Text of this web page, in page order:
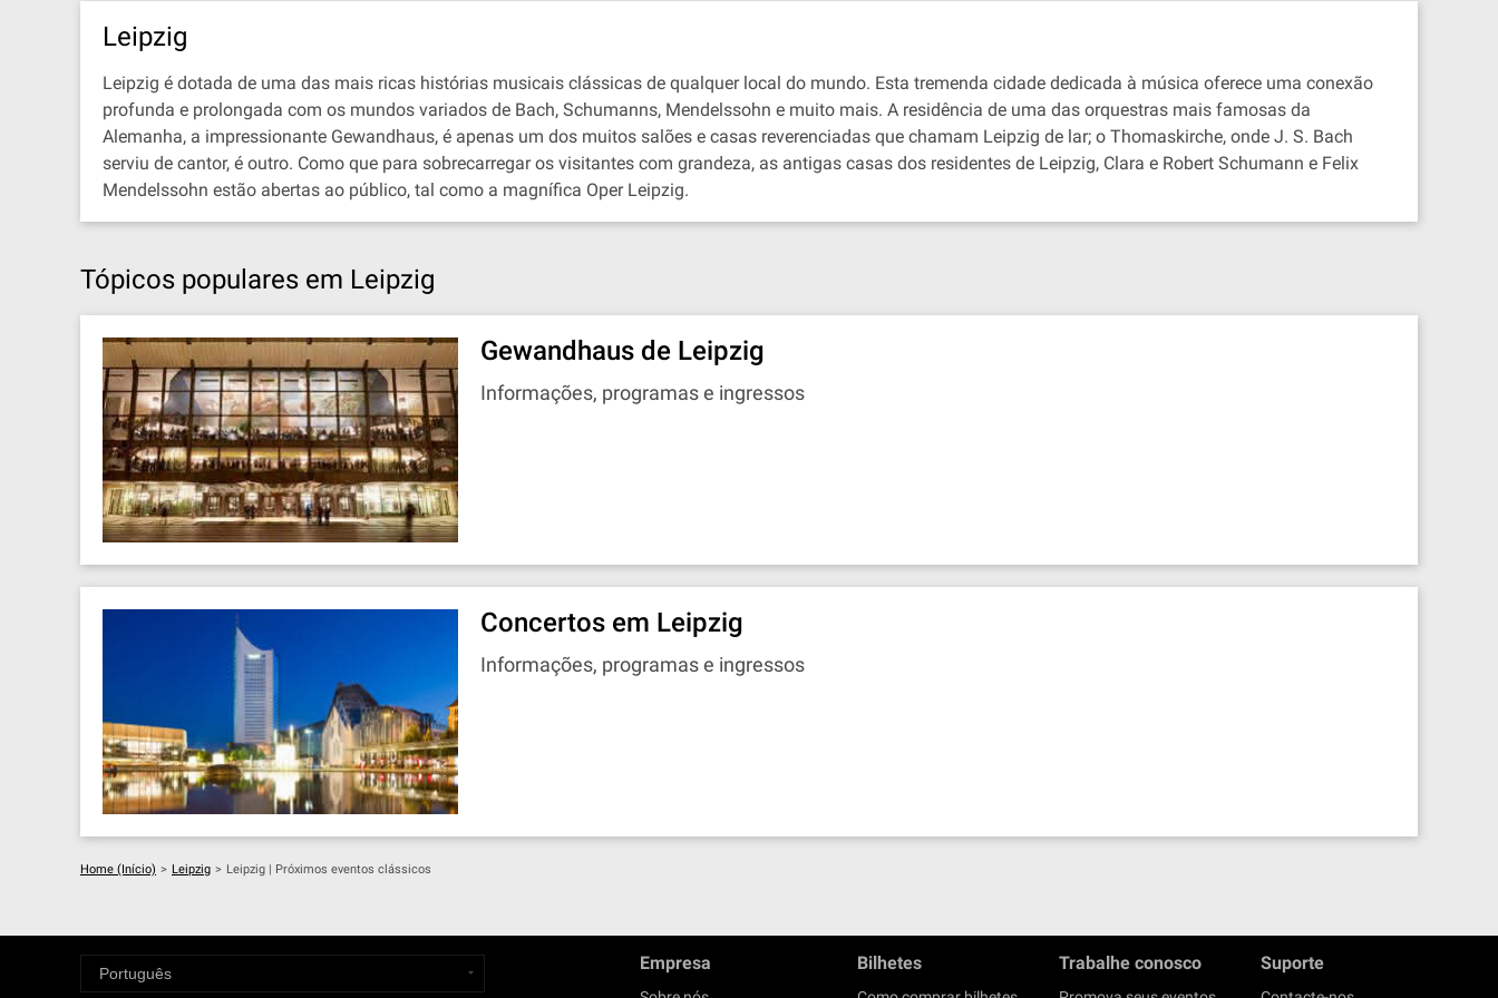
Leipzig
Leipzig é dotada de uma das mais ricas histórias musicais clássicas de qualquer local do mundo. Esta tremenda cidade dedicada à música oferece uma conexão
profunda e prolongada com os mundos variados de Bach, Schumanns, Mendelssohn e muito mais. A residência de uma das orquestras mais famosas da
Alemanha, a impressionante Gewandhaus, é apenas um dos muitos salões e casas reverenciadas que chamam Leipzig de lar; o Thomaskirche, onde J. S. Bach
serviu de cantor, é outro. Como que para sobrecarregar os visitantes com grandeza, as antigas casas dos residentes de Leipzig, Clara e Robert Schumann e Felix
Mendelssohn estão abertas ao público, tal como a magnífica Oper Leipzig.
Tópicos populares em Leipzig
Gewandhaus de Leipzig
Informações, programas e ingressos
Concertos em Leipzig
Informações, programas e ingressos
Home (Início) > Leipzig > Leipzig | Próximos eventos clássicos
Empresa Bilhetes Trabalhe conosco Suporte